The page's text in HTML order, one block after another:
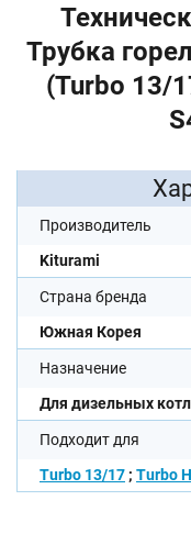
Трубка
(Turbo 13/
Производитель
Kiturami
Страна бренда
Южная Корея
Назначение
Для дизельных
Подходит для
Turbo 13/17; Turbo